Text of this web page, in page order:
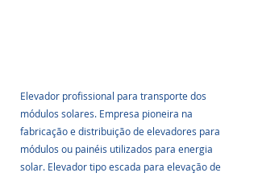
Elevador profissional para transporte dos
módulos solares. Empresa pioneira na
fabricação e distribuição de elevadores para
módulos ou painéis utilizados para energia
solar. Elevador tipo escada para elevação de